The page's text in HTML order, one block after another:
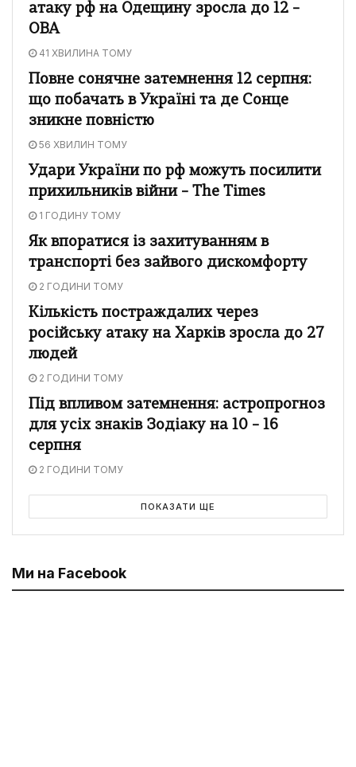
атаку рф на Одещину зросла до 12 –
ОВА
41 ХВИЛИНА ТОМУ
Повне сонячне затемнення 12 серпня:
що побачать в Україні та де Сонце
зникне повністю
56 ХВИЛИН ТОМУ
Удари України по рф можуть посилити
прихильників війни – The Times
1 ГОДИНУ ТОМУ
Як впоратися із захитуванням в
транспорті без зайвого дискомфорту
2 ГОДИНИ ТОМУ
Кількість постраждалих через
російську атаку на Харків зросла до 27
людей
2 ГОДИНИ ТОМУ
Під впливом затемнення: астропрогноз
для усіх знаків Зодіаку на 10 – 16
серпня
2 ГОДИНИ ТОМУ
ПОКАЗАТИ ЩЕ
Ми на Facebook